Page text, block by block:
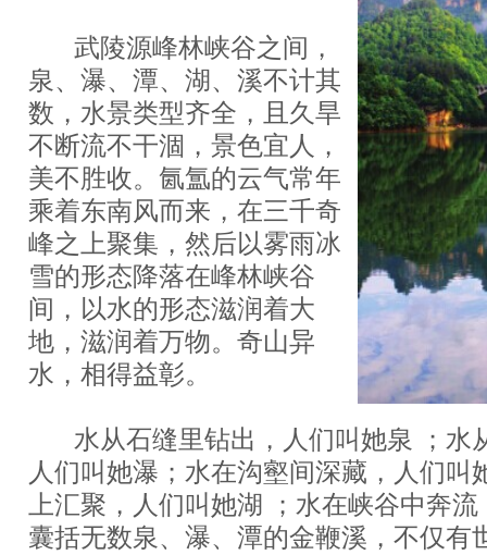
武陵源峰林峡谷之间，
泉、瀑、潭、湖、溪不计其
数，水景类型齐全，且久旱
不断流不干涸，景色宜人，
美不胜收。氤氲的云气常年
乘着东南风而来，在三千奇
峰之上聚集，然后以雾雨冰
雪的形态降落在峰林峡谷
间，以水的形态滋润着大
地，滋润着万物。奇山异
水，相得益彰。
水从石缝里钻出，人们叫她泉 ；水
人们叫她瀑；水在沟壑间深藏，人们叫
上汇聚，人们叫她湖 ；水在峡谷中奔
囊括无数泉、瀑、潭的金鞭溪，不仅有